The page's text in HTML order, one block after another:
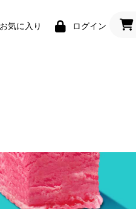
気に入り ログイン